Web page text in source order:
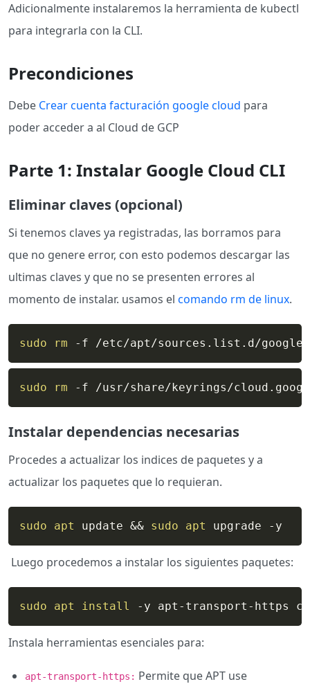
Adicionalmente instalaremos la herramienta de kubectl
para integrarla con la CLI.
Precondiciones
Debe Crear cuenta facturación google cloud para
poder acceder a al Cloud de GCP
Parte 1: Instalar Google Cloud CLI
Eliminar claves (opcional)
Si tenemos claves ya registradas, las borramos para
que no genere error, con esto podemos descargar las
ultimas claves y que no se presenten errores al
momento de instalar. usamos el comando rm de linux.
sudo rm -f /etc/apt/sources.list.d/
sudo rm -f /usr/share/keyrings/
Instalar dependencias necesarias
Procedes a actualizar los indices de paquetes y a
actualizar los paquetes que lo requieran.
sudo apt update && sudo apt upgrade -y
Luego procedemos a instalar los siguientes paquetes:
sudo apt install -y apt-transport-https
Instala herramientas esenciales para:
apt-transport-https: Permite que APT use